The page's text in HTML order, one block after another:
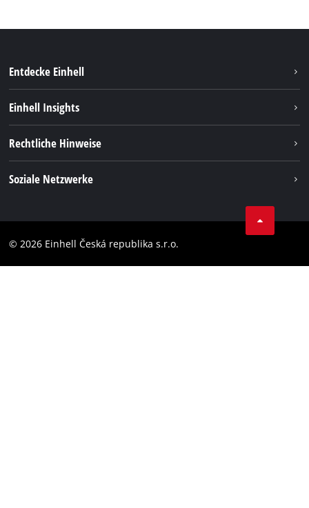
Entdecke Einhell
Akkusystem
Einhell Insights
Rechtliche Hinweise
Barrierefreiheits-Erklärung
Soziale Netzwerke
Instagram
© 2026 Einhell Česká republika s.r.o.